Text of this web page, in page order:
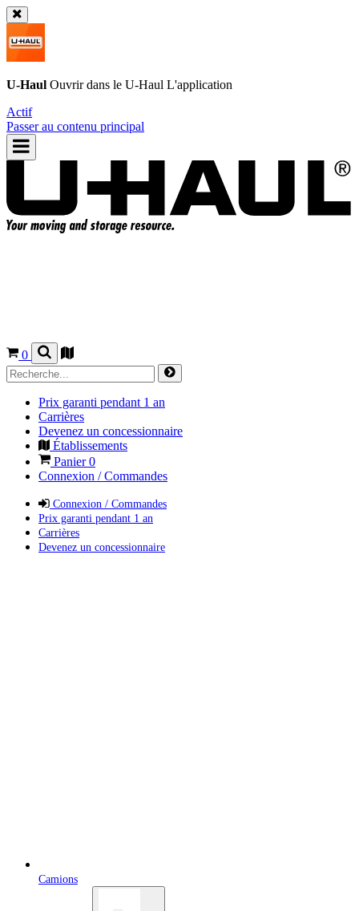
U-Haul Ouvrir dans le U-Haul L'application
Actif
Passer au contenu principal
0
Prix garanti pendant 1 an
Carrières
Devenez un concessionnaire
Établissements
Panier0
Connexion / Commandes
Connexion / Commandes
Prix garanti pendant 1 an
Carrières
Devenez un concessionnaire
Camions